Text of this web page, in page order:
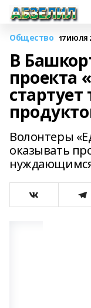
Общество 17 ИЮЛЯ
В
проекта
стартует
Волонтеры
оказывать